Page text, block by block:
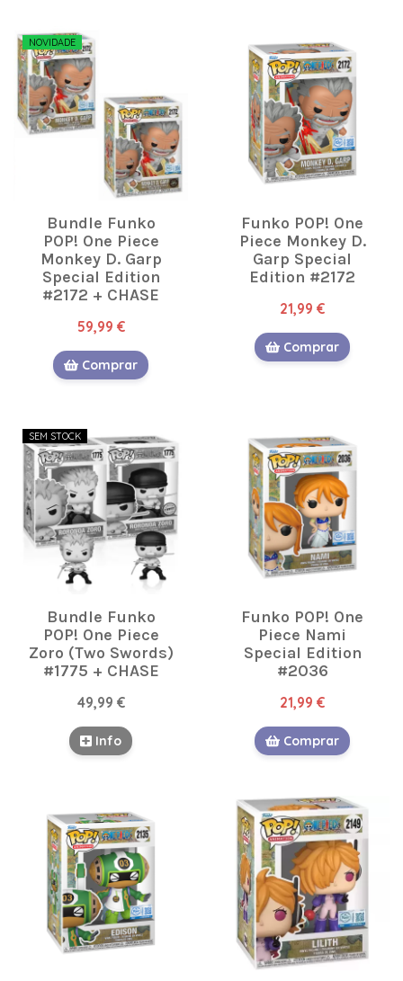
NOVIDADE
Bundle Funko
POP! One Piece
Monkey D. Garp
Special Edition
#2172 + CHASE
59,99 €
Comprar
Funko POP! One
Piece Monkey D.
Garp Special
Edition #2172
21,99 €
Comprar
SEM STOCK
Bundle Funko
POP! One Piece
Zoro (Two Swords)
#1775 + CHASE
49,99 €
Info
Funko POP! One
Piece Nami
Special Edition
#2036
21,99 €
Comprar